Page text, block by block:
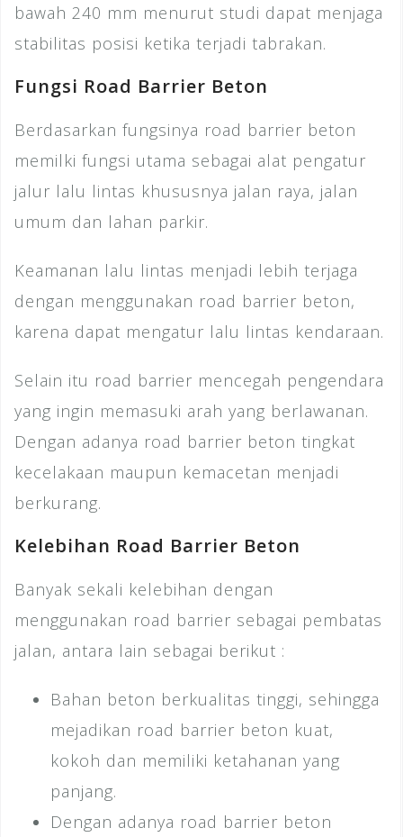
bawah 240 mm menurut studi dapat menjaga
stabilitas posisi ketika terjadi tabrakan.
Fungsi Road Barrier Beton
Berdasarkan fungsinya road barrier beton
memilki fungsi utama sebagai alat pengatur
jalur lalu lintas khususnya jalan raya, jalan
umum dan lahan parkir.
Keamanan lalu lintas menjadi lebih terjaga
dengan menggunakan road barrier beton,
karena dapat mengatur lalu lintas kendaraan.
Selain itu road barrier mencegah pengendara
yang ingin memasuki arah yang berlawanan.
Dengan adanya road barrier beton tingkat
kecelakaan maupun kemacetan menjadi
berkurang.
Kelebihan Road Barrier Beton
Banyak sekali kelebihan dengan
menggunakan road barrier sebagai pembatas
jalan, antara lain sebagai berikut :
Bahan beton berkualitas tinggi, sehingga
mejadikan road barrier beton kuat,
kokoh dan memiliki ketahanan yang
panjang.
Dengan adanya road barrier beton